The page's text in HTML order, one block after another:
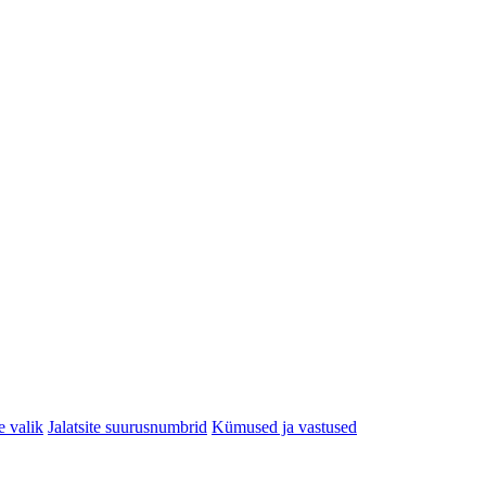
valik Jalatsite suurusnumbrid Kümused ja vastused